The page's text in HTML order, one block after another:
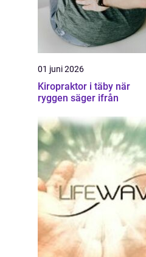
01 juni 2026
Kiropraktor i täby när
ryggen säger ifrån